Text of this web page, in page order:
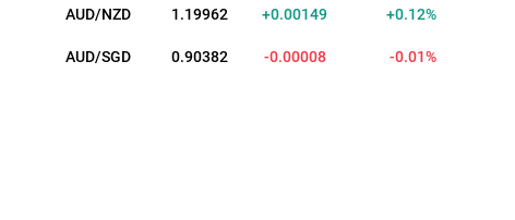
AUD/NZD 1.19962 +0.00149 +0.12%
AUD/SGD 0.90366 -0.00008 -0.01%